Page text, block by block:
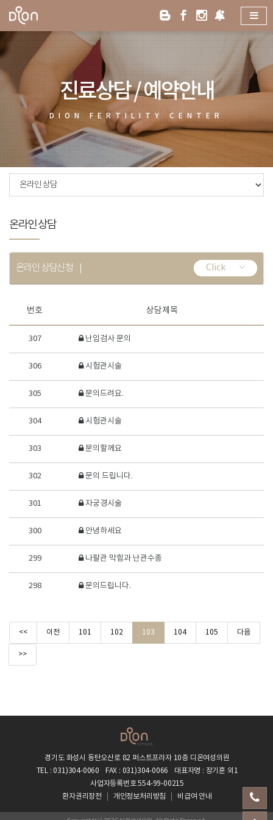
진료상담 / 예약안내
DION FERTILITY CENTER
온라인 상담
온라인 상담신청 Click
번호 상담제목
307 난임검사 문의
306 시험관시술
305 문의드려요.
304 시험관시술
303 문의할께요
302 문의 드립니다.
301 자궁경시술
300 안녕하세요
299 나팔관 막힘과 난관수종
298 문의드립니다.
<< 이전 101 102 103 104 105 다음
>>
경기도 화성시 동탄오산로 82 퍼스트프라자 10층 디온여성의원
TEL : 031)304-0060
FAX : 031)304-0066
대표자명 : 장기훈 외1
사업자등록번호 554-99-00215
환자권리장전
개인정보처리방침 비급여 안내